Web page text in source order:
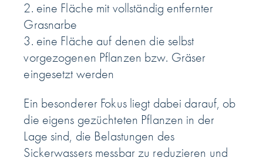
2. eine Fläche mit vollständig entfernter
Grasnarbe
3. eine Fläche auf denen die selbst
vorgezogenen Pflanzen bzw. Gräser
eingesetzt werden
Ein besonderer Fokus liegt dabei darauf, ob
die eigens gezüchteten Pflanzen in der
Lage sind, die Belastungen des
Sickerwassers messbar zu reduzieren und